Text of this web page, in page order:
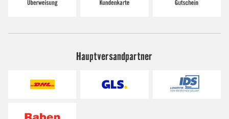
Hauptversandpartner